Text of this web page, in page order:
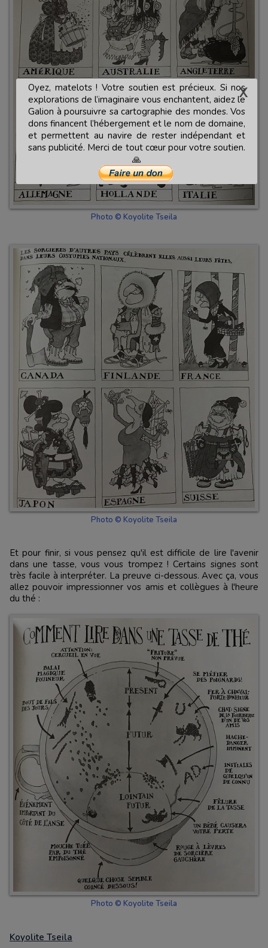
Photo © Koyolite Tseila
Photo © Koyolite Tseila
Et pour finir, si vous pensez qu'il est difficile de lire l'avenir
dans une tasse, vous vous trompez ! Certains signes sont
très facile à interpréter. La preuve ci-dessous. Avec ça, vous
allez pouvoir impressionner vos amis et collègues à l'heure
du thé :
Photo © Koyolite Tseila
Koyolite Tseila
Oyez, matelots ! Votre soutien est précieux. Si nos
explorations de l’imaginaire vous enchantent, aidez le
Galion à poursuivre sa cartographie des mondes. Vos
dons financent l’hébergement et le nom de domaine,
et permettent au navire de rester indépendant et
sans publicité. Merci de tout cœur pour votre soutien.
🙏